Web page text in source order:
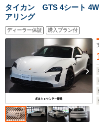
タイカン GTS 4シート
アリング
ディーラー保証 購入プラン付